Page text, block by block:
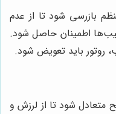
بازرسی شود تا از عدم
اطمینان حاصل شود.
روتور باید تعویض شود.
متعادل شود تا از لرزش و